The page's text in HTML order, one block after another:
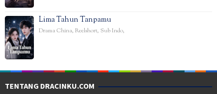
Lima Tahun Tanpamu
Drama China, Reelshort, Sub Indo,
TENTANG DRACINKU.COM